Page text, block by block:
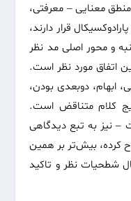
معنایی – معرفتی،
قرار دارند،
و محور اصلی مد نظر
اتفاق مورد نظر است.
ابهام، دوبعدی بودن،
کلام متناقض است.
نیز به تبع دیدگاهی
کرده، بیش‌تر بر همین
شطحیات نظر و تاکید
کنید: